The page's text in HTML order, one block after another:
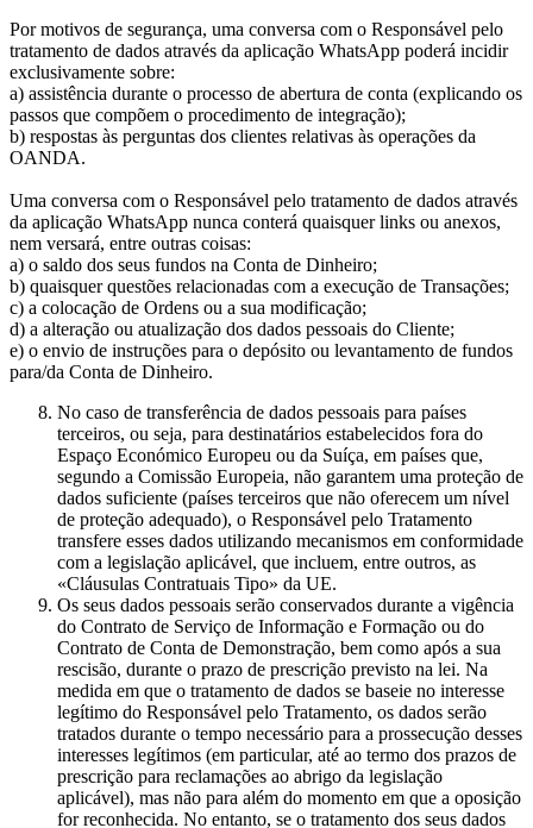
Por motivos de segurança, uma conversa com o Responsável pelo
tratamento de dados através da aplicação WhatsApp poderá incidir
exclusivamente sobre:
a) assistência durante o processo de abertura de conta (explicando os
passos que compõem o procedimento de integração);
b) respostas às perguntas dos clientes relativas às operações da
OANDA.
Uma conversa com o Responsável pelo tratamento de dados através
da aplicação WhatsApp nunca conterá quaisquer links ou anexos,
nem versará, entre outras coisas:
a) o saldo dos seus fundos na Conta de Dinheiro;
b) quaisquer questões relacionadas com a execução de Transações;
c) a colocação de Ordens ou a sua modificação;
d) a alteração ou atualização dos dados pessoais do Cliente;
e) o envio de instruções para o depósito ou levantamento de fundos
para/da Conta de Dinheiro.
No caso de transferência de dados pessoais para países
terceiros, ou seja, para destinatários estabelecidos fora do
Espaço Económico Europeu ou da Suíça, em países que,
segundo a Comissão Europeia, não garantem uma proteção de
dados suficiente (países terceiros que não oferecem um nível
de proteção adequado), o Responsável pelo Tratamento
transfere esses dados utilizando mecanismos em conformidade
com a legislação aplicável, que incluem, entre outros, as
«Cláusulas Contratuais Tipo» da UE.
Os seus dados pessoais serão conservados durante a vigência
do Contrato de Serviço de Informação e Formação ou do
Contrato de Conta de Demonstração, bem como após a sua
rescisão, durante o prazo de prescrição previsto na lei. Na
medida em que o tratamento de dados se baseie no interesse
legítimo do Responsável pelo Tratamento, os dados serão
tratados durante o tempo necessário para a prossecução desses
interesses legítimos (em particular, até ao termo dos prazos de
prescrição para reclamações ao abrigo da legislação
aplicável), mas não para além do momento em que a oposição
for reconhecida. No entanto, se o tratamento dos seus dados